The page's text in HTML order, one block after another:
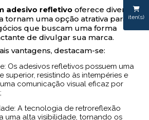
iten(s)
adesivo refletivo oferece diversas
tornam uma opção atrativa para
que buscam uma forma
de divulgar sua marca.
vantagens, destacam-se:
superior, resistindo às intempéries e
comunicação visual eficaz por
uma alta visibilidade, tornando os